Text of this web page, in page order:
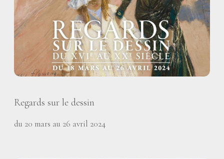
Regards sur le dessin
du 20 mars au 26 avril 2024